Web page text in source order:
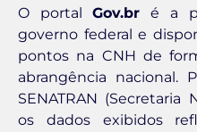
O portalGov.br é a
governo federal e
pontos na CNH de
abrangência nacional.
SENATRAN (Secretaria
os dados exibidos